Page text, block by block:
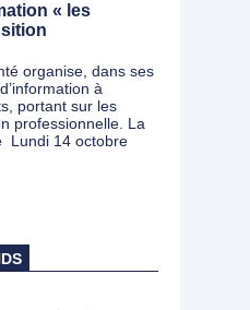
« les
organise, dans ses
à
portant sur les
professionnelle. La
Lundi 14 octobre